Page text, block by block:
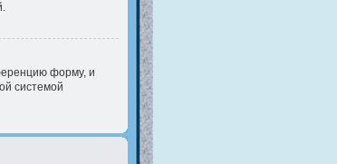
форму, и
системой